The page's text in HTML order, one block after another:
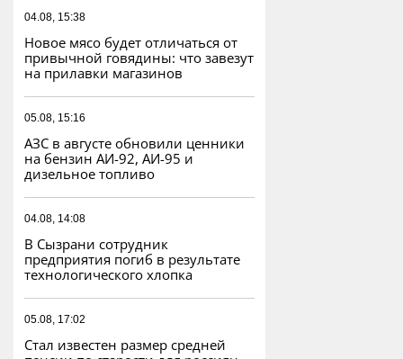
04.08, 15:38
Новое мясо будет отличаться от
привычной говядины: что завезут
на прилавки магазинов
05.08, 15:16
АЗС в августе обновили ценники
на бензин АИ-92, АИ-95 и
дизельное топливо
04.08, 14:08
В Сызрани сотрудник
предприятия погиб в результате
технологического хлопка
05.08, 17:02
Стал известен размер средней